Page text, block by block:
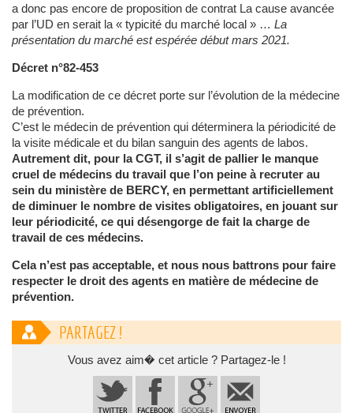
a donc pas encore de proposition de contrat La cause avancée
par l’UD en serait la « typicité du marché local » … La
présentation du marché est espérée début mars 2021.
Décret n°82-453
La modification de ce décret porte sur l’évolution de la médecine
de prévention.
C’est le médecin de prévention qui déterminera la périodicité de
la visite médicale et du bilan sanguin des agents de labos.
Autrement dit, pour la CGT, il s’agit de pallier le manque
cruel de médecins du travail que l’on peine à recruter au
sein du ministère de BERCY, en permettant artificiellement
de diminuer le nombre de visites obligatoires, en jouant sur
leur périodicité, ce qui désengorge de fait la charge de
travail de ces médecins.
Cela n’est pas acceptable, et nous nous battrons pour faire
respecter le droit des agents en matière de médecine de
prévention.
PARTAGEZ !
Vous avez aim� cet article ? Partagez-le !